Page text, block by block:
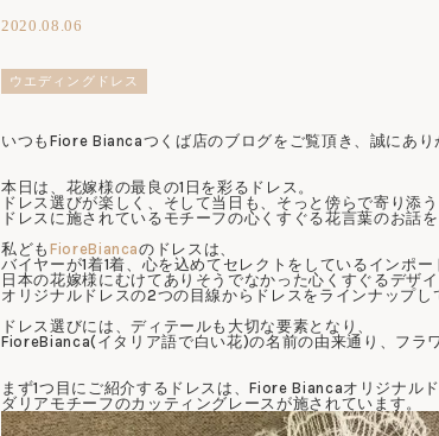
2020.08.06
ウエディングドレス
いつもFiore Biancaつくば店のブログをご覧頂き、誠にあり
本日は、花嫁様の最良の1日を彩るドレス。
ドレス選びが楽しく、そして当日も、そっと傍らで寄り添
ドレスに施されているモチーフの心くすぐる花言葉のお話を
私ども FioreBiancaのドレスは、
バイヤーが1着1着、心を込めてセレクトをしているインポー
日本の花嫁様にむけてありそうでなかった心くすぐるデザ
オリジナルドレスの2つの目線からドレスをラインナップし
ドレス選びには、ディテールも大切な要素となり、
FioreBianca(イタリア語で白い花)の名前の由来通り、フラ
まず1つ目にご紹介するドレスは、Fiore Biancaオリジナルド
ダリアモチーフのカッティングレースが施されています。